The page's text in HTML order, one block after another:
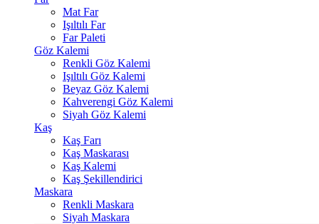
Mat Far
Işıltılı Far
Far Paleti
Göz Kalemi
Renkli Göz Kalemi
Işıltılı Göz Kalemi
Beyaz Göz Kalemi
Kahverengi Göz Kalemi
Siyah Göz Kalemi
Kaş
Kaş Farı
Kaş Maskarası
Kaş Kalemi
Kaş Şekillendirici
Maskara
Renkli Maskara
Siyah Maskara